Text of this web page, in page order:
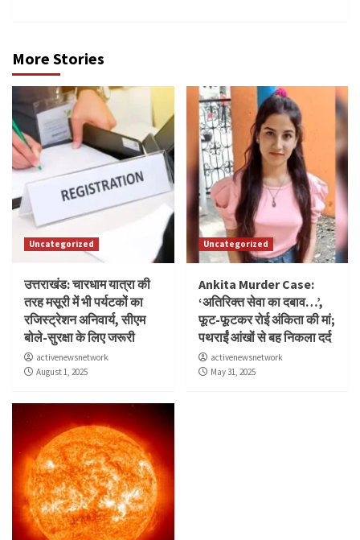
More Stories
Uncategorized
उत्तराखंड: चारधाम यात्रा की
तरह मसूरी में भी पर्यटकों का
रजिस्ट्रेशन अनिवार्य, सीएम
बोले-सुरक्षा के लिए जरूरी
activenewsnetwork
August 1, 2025
Uncategorized
Ankita Murder Case:
‘अतिरिक्त सेवा का दबाव…’,
फूट-फूटकर रोई अंकिता की मां;
पथराईं आंखों से बह निकला दर्द
activenewsnetwork
May 31, 2025